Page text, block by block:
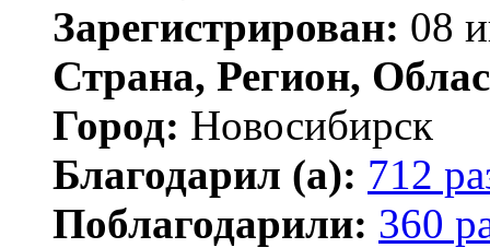
Зарегистрирован: 08
Страна, Регион,
Город: Новосибирск
Благодарил (а): 712
Поблагодарили: 360